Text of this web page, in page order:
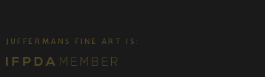
JUFFERMANS FINE ART IS: